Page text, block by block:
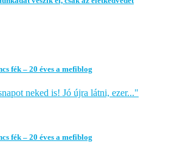
fék – 20 éves a mefiblog
neked is! Jó újra látni, ezer..."
fék – 20 éves a mefiblog